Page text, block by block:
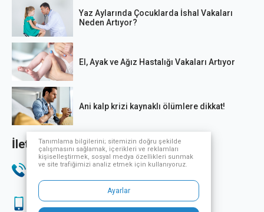
Yaz Aylarında Çocuklarda İshal Vakaları
Neden Artıyor?
El, Ayak ve Ağız Hastalığı Vakaları Artıyor
Ani kalp krizi kaynaklı ölümlere dikkat!
İletişim Bilgileri
Telefon
444 33 32
Sağlık Turizmi
Tanımlama bilgilerini; sitemizin doğru şekilde
çalışmasını sağlamak, içerikleri ve reklamları
kişiselleştirmek, sosyal medya özellikleri sunmak
ve site trafiğimizi analiz etmek için kullanıyoruz.
Ayarlar